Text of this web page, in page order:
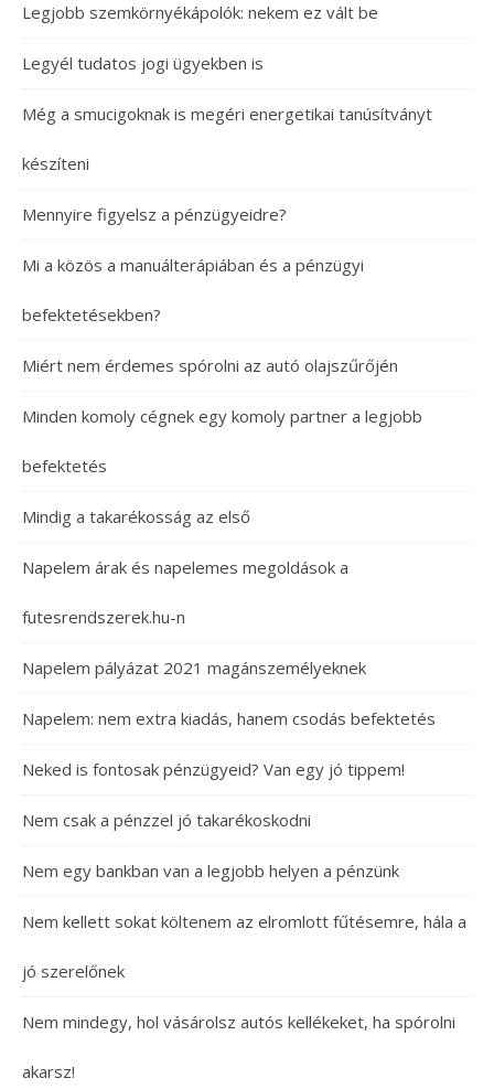
Legjobb szemkörnyékápolók: nekem ez vált be
Legyél tudatos jogi ügyekben is
Még a smucigoknak is megéri energetikai tanúsítványt
készíteni
Mennyire figyelsz a pénzügyeidre?
Mi a közös a manuálterápiában és a pénzügyi
befektetésekben?
Miért nem érdemes spórolni az autó olajszűrőjén
Minden komoly cégnek egy komoly partner a legjobb
befektetés
Mindig a takarékosság az első
Napelem árak és napelemes megoldások a
futesrendszerek.hu-n
Napelem pályázat 2021 magánszemélyeknek
Napelem: nem extra kiadás, hanem csodás befektetés
Neked is fontosak pénzügyeid? Van egy jó tippem!
Nem csak a pénzzel jó takarékoskodni
Nem egy bankban van a legjobb helyen a pénzünk
Nem kellett sokat költenem az elromlott fűtésemre, hála a
jó szerelőnek
Nem mindegy, hol vásárolsz autós kellékeket, ha spórolni
akarsz!